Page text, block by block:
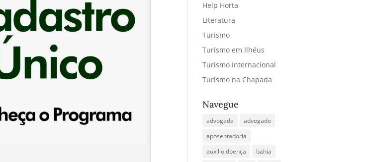
Help Horta
Literatura
Turismo
Turismo em Ilhéus
Turismo Internacional
Turismo na Chapada
Navegue
advogada
advogado
aposentadoria
auxilio doença
bahia